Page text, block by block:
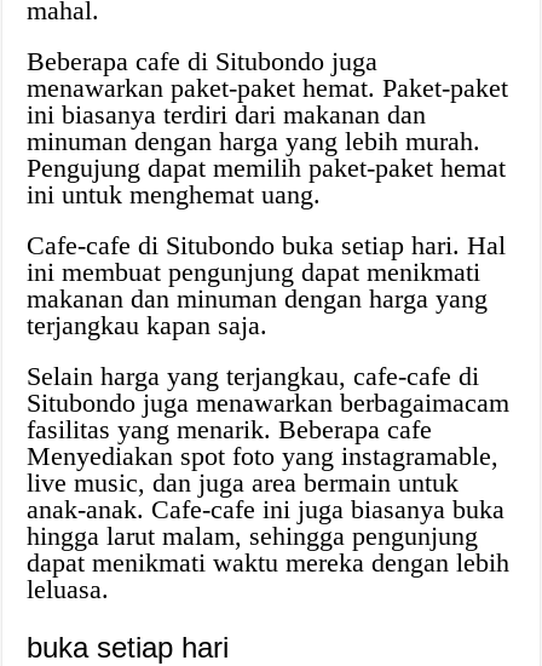
mahal.
Beberapa cafe di Situbondo juga
menawarkan paket-paket hemat. Paket-paket
ini biasanya terdiri dari makanan dan
minuman dengan harga yang lebih murah.
Pengujung dapat memilih paket-paket hemat
ini untuk menghemat uang.
Cafe-cafe di Situbondo buka setiap hari. Hal
ini membuat pengunjung dapat menikmati
makanan dan minuman dengan harga yang
terjangkau kapan saja.
Selain harga yang terjangkau, cafe-cafe di
Situbondo juga menawarkan berbagaimacam
fasilitas yang menarik. Beberapa cafe
Menyediakan spot foto yang instagramable,
live music, dan juga area bermain untuk
anak-anak. Cafe-cafe ini juga biasanya buka
hingga larut malam, sehingga pengunjung
dapat menikmati waktu mereka dengan lebih
leluasa.
buka setiap hari